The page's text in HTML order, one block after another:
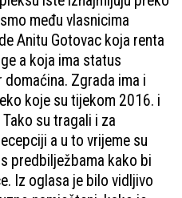
među vlasnicima
Anitu Gotovac koja renta
a koja ima status
Zgrada ima i
koje su tijekom 2016. i
su tragali i za
a u to vrijeme su
predbilježbama kako bi
Iz oglasa je bilo vidljivo